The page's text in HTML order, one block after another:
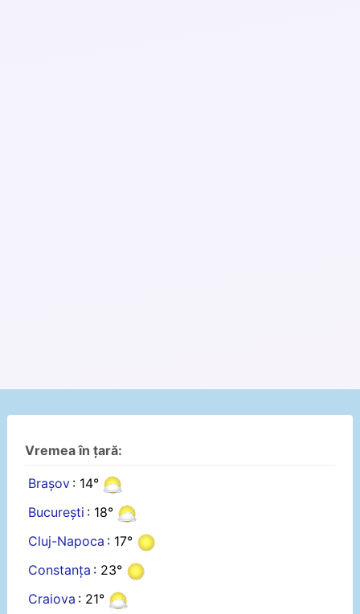
Vremea în țară:
Brașov : 14°
București : 18°
Cluj-Napoca : 17°
Constanța : 23°
Craiova : 21°